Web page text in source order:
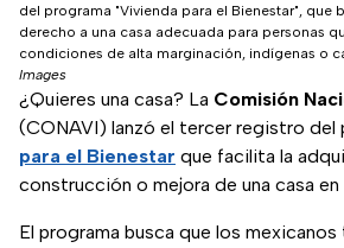
del programa "Vivienda para el Bienestar", que
derecho a una casa adecuada para personas
condiciones de alta marginación, indígenas o
Images
¿Quieres una casa? La Comisión
(CONAVI) lanzó el tercer registro del
para el Bienestar que facilita la
construcción o mejora de una casa
El programa busca que los